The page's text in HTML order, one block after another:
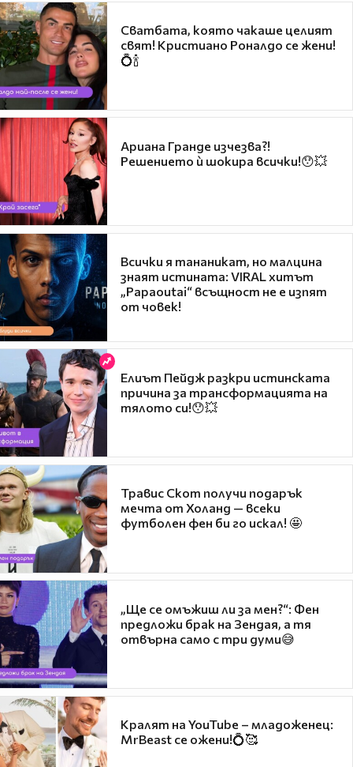
Сватбата, която чакаше целият
свят! Кристиано Роналдо се жени!
💍🍾
Ариана Гранде изчезва?!
Решението ѝ шокира всички!😯💥
Всички я тананикат, но малцина
знаят истината: VIRAL хитът
„Papaoutai“ всъщност не е изпят
от човек!
Елиът Пейдж разкри истинската
причина за трансформацията на
тялото си!😯💥
Травис Скот получи подарък
мечта от Холанд — всеки
футболен фен би го искал! 🤩
„Ще се омъжиш ли за мен?“: Фен
предложи брак на Зендая, а тя
отвърна само с три думи😅
Кралят на YouTube – младоженец:
MrBeast се ожени!💍🥰